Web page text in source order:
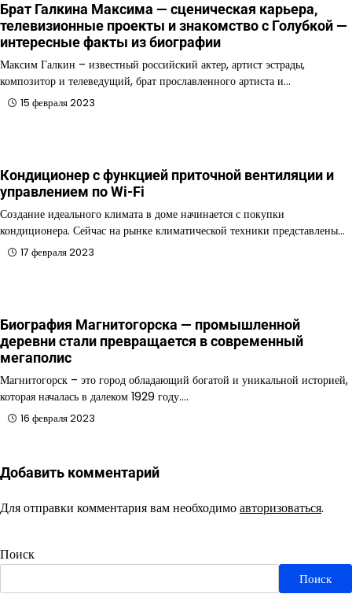
Брат Галкина Максима — сценическая карьера,
телевизионные проекты и знакомство с Голубкой —
интересные факты из биографии
Максим Галкин – известный российский актер, артист эстрады,
композитор и телеведущий, брат прославленного артиста и…
15 февраля 2023
Кондиционер с функцией приточной вентиляции и
управлением по Wi-Fi
Создание идеального климата в доме начинается с покупки
кондиционера. Сейчас на рынке климатической техники представлены…
17 февраля 2023
Биография Магнитогорска — промышленной
деревни стали превращается в современный
мегаполис
Магнитогорск – это город обладающий богатой и уникальной историей,
которая началась в далеком 1929 году.…
16 февраля 2023
Добавить комментарий
Для отправки комментария вам необходимоавторизоваться.
Поиск
Поиск